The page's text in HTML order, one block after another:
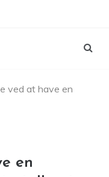
ved at have en
en